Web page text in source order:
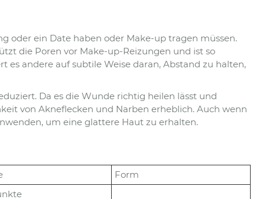
oder ein Date haben oder Make-up tragen müssen.
die Poren vor Make-up-Reizungen und ist so
es andere auf subtile Weise daran, Abstand zu halten,
Da es die Wunde richtig heilen lässt und
von Akneflecken und Narben erheblich. Auch wenn
um eine glattere Haut zu erhalten.
Form